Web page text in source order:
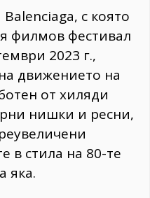
с която
филмов фестивал
2023 г.,
движението на
от хиляди
нишки и ресни,
в стила на 80-те
яка.